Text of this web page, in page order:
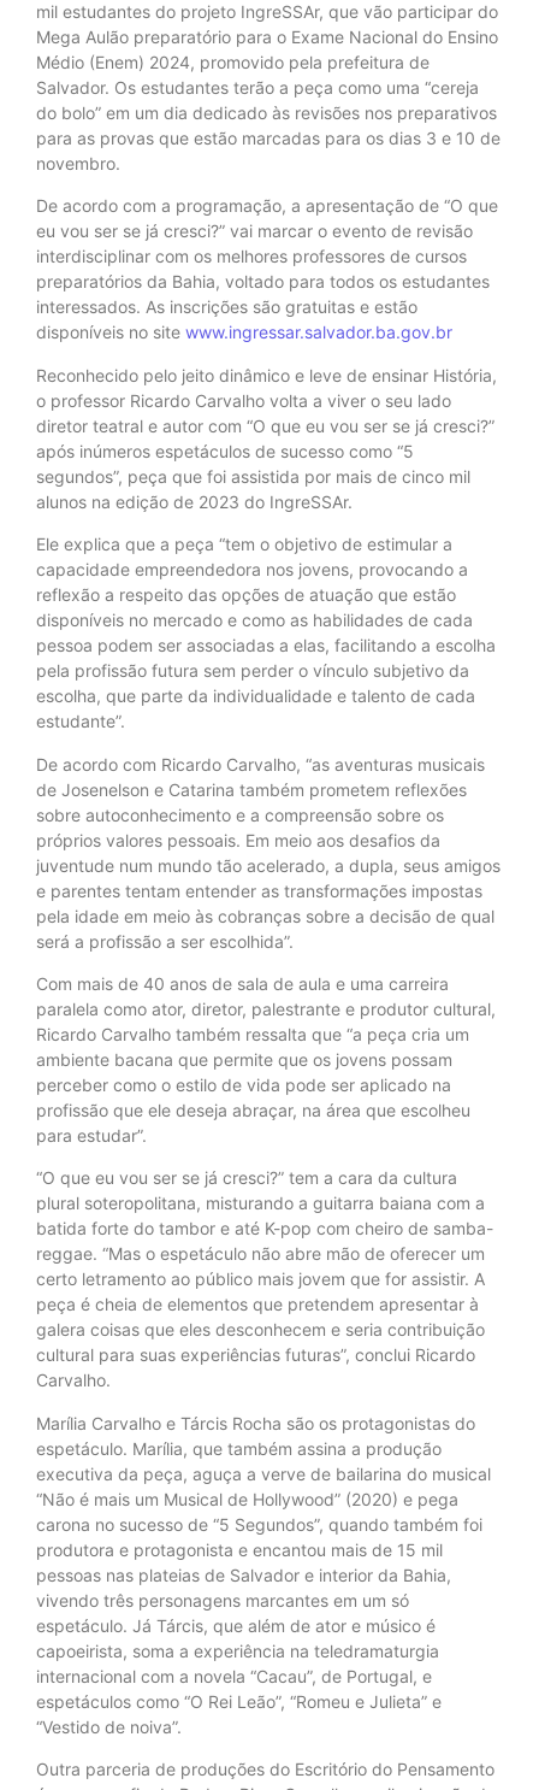
mil estudantes do projeto IngreSSAr, que vão participar do
Mega Aulão preparatório para o Exame Nacional do Ensino
Médio (Enem) 2024, promovido pela prefeitura de
Salvador. Os estudantes terão a peça como uma “cereja
do bolo” em um dia dedicado às revisões nos preparativos
para as provas que estão marcadas para os dias 3 e 10 de
novembro.
De acordo com a programação, a apresentação de “O que
eu vou ser se já cresci?” vai marcar o evento de revisão
interdisciplinar com os melhores professores de cursos
preparatórios da Bahia, voltado para todos os estudantes
interessados. As inscrições são gratuitas e estão
disponíveis no site www.ingressar.salvador.ba.gov.br
Reconhecido pelo jeito dinâmico e leve de ensinar História,
o professor Ricardo Carvalho volta a viver o seu lado
diretor teatral e autor com “O que eu vou ser se já cresci?”
após inúmeros espetáculos de sucesso como “5
segundos”, peça que foi assistida por mais de cinco mil
alunos na edição de 2023 do IngreSSAr.
Ele explica que a peça “tem o objetivo de estimular a
capacidade empreendedora nos jovens, provocando a
reflexão a respeito das opções de atuação que estão
disponíveis no mercado e como as habilidades de cada
pessoa podem ser associadas a elas, facilitando a escolha
pela profissão futura sem perder o vínculo subjetivo da
escolha, que parte da individualidade e talento de cada
estudante”.
De acordo com Ricardo Carvalho, “as aventuras musicais
de Josenelson e Catarina também prometem reflexões
sobre autoconhecimento e a compreensão sobre os
próprios valores pessoais. Em meio aos desafios da
juventude num mundo tão acelerado, a dupla, seus amigos
e parentes tentam entender as transformações impostas
pela idade em meio às cobranças sobre a decisão de qual
será a profissão a ser escolhida”.
Com mais de 40 anos de sala de aula e uma carreira
paralela como ator, diretor, palestrante e produtor cultural,
Ricardo Carvalho também ressalta que “a peça cria um
ambiente bacana que permite que os jovens possam
perceber como o estilo de vida pode ser aplicado na
profissão que ele deseja abraçar, na área que escolheu
para estudar”.
“O que eu vou ser se já cresci?” tem a cara da cultura
plural soteropolitana, misturando a guitarra baiana com a
batida forte do tambor e até K-pop com cheiro de samba-
reggae. “Mas o espetáculo não abre mão de oferecer um
certo letramento ao público mais jovem que for assistir. A
peça é cheia de elementos que pretendem apresentar à
galera coisas que eles desconhecem e seria contribuição
cultural para suas experiências futuras”, conclui Ricardo
Carvalho.
Marília Carvalho e Tárcis Rocha são os protagonistas do
espetáculo. Marília, que também assina a produção
executiva da peça, aguça a verve de bailarina do musical
“Não é mais um Musical de Hollywood” (2020) e pega
carona no sucesso de “5 Segundos”, quando também foi
produtora e protagonista e encantou mais de 15 mil
pessoas nas plateias de Salvador e interior da Bahia,
vivendo três personagens marcantes em um só
espetáculo. Já Tárcis, que além de ator e músico é
capoeirista, soma a experiência na teledramaturgia
internacional com a novela “Cacau”, de Portugal, e
espetáculos como “O Rei Leão”, “Romeu e Julieta” e
“Vestido de noiva”.
Outra parceria de produções do Escritório do Pensamento